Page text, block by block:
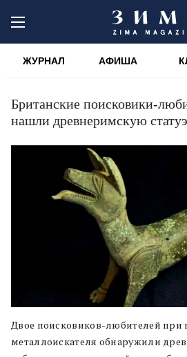
ЖУРНАЛ АФИША
Британские поисковики-
нашли древнеримскую
Двое поисковиков-любителей
металлоискателя обнаружили